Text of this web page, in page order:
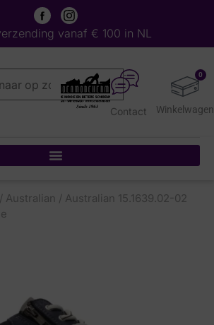
vanaf € 100 in NL
0
Contact
/ Australian / Australian 15.1639.02-02